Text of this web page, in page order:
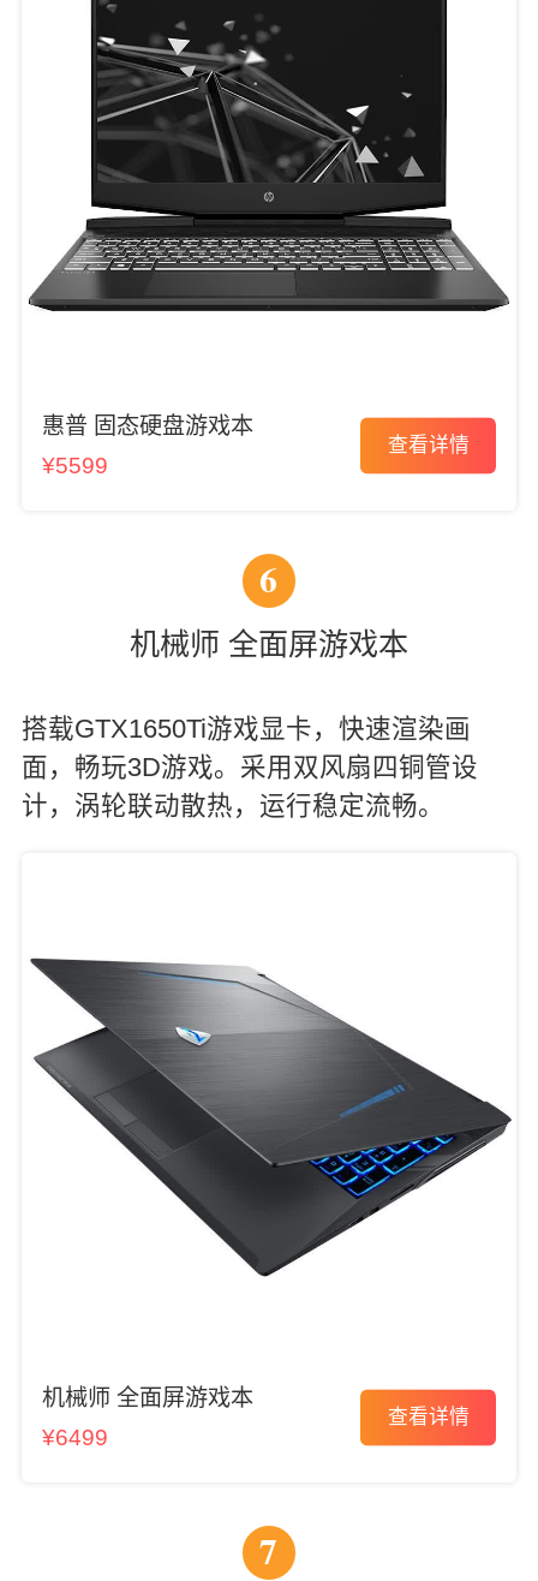
惠普 固态硬盘游戏本
¥5599
查看详情
6
机械师 全面屏游戏本
搭载GTX1650Ti游戏显卡，快速渲染画
面，畅玩3D游戏。采用双风扇四铜管设
计，涡轮联动散热，运行稳定流畅。
机械师 全面屏游戏本
¥6499
查看详情
7